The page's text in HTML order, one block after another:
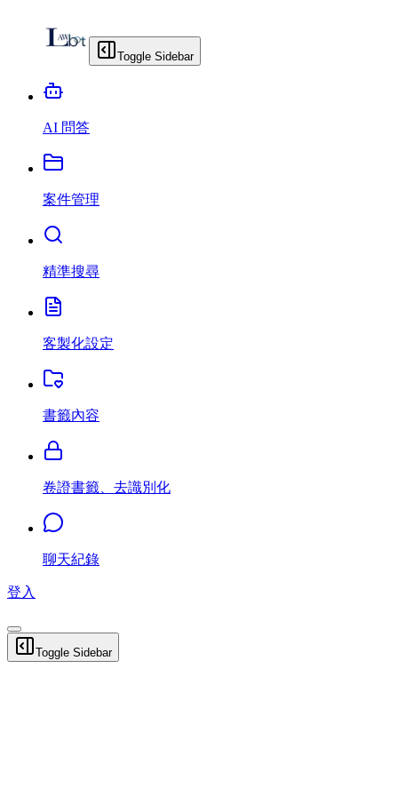
Toggle Sidebar
AI 問答
案件管理
精準搜尋
客製化設定
書籤內容
卷證書籤、去識別化
聊天紀錄
登入
Toggle Sidebar